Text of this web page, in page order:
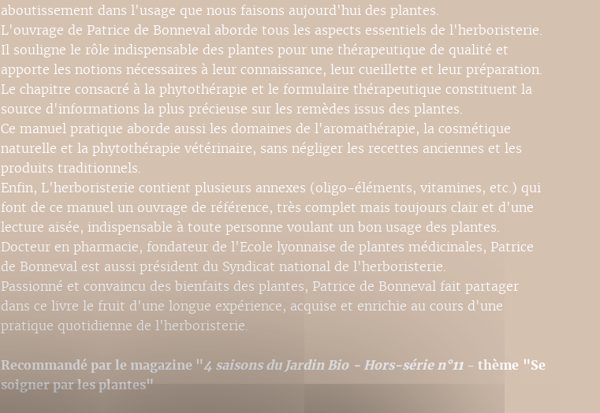
aboutissement dans l'usage que nous faisons aujourd'hui des plantes.
L'ouvrage de Patrice de Bonneval aborde tous les aspects essentiels de l'herboristerie.
Il souligne le rôle indispensable des plantes pour une thérapeutique de qualité et
apporte les notions nécessaires à leur connaissance, leur cueillette et leur préparation.
Le chapitre consacré à la phytothérapie et le formulaire thérapeutique constituent la
source d'informations la plus précieuse sur les remèdes issus des plantes.
Ce manuel pratique aborde aussi les domaines de l'aromathérapie, la cosmétique
naturelle et la phytothérapie vétérinaire, sans négliger les recettes anciennes et les
produits traditionnels.
Enfin, L'herboristerie contient plusieurs annexes (oligo-éléments, vitamines, etc.) qui
font de ce manuel un ouvrage de référence, très complet mais toujours clair et d'une
lecture aisée, indispensable à toute personne voulant un bon usage des plantes.
Docteur en pharmacie, fondateur de l'Ecole lyonnaise de plantes médicinales, Patrice
de Bonneval est aussi président du Syndicat national de l'herboristerie.
Passionné et convaincu des bienfaits des plantes, Patrice de Bonneval fait partager
dans ce livre le fruit d'une longue expérience, acquise et enrichie au cours d'une
pratique quotidienne de l'herboristerie.
Recommandé par le magazine "4 saisons du Jardin Bio - Hors-série n°11- thème "Se
soigner par les plantes"